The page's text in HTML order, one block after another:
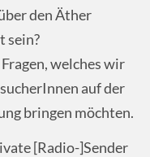
den Äther
sein?
welches wir
auf der
bringen möchten.
[Radio-]Sender